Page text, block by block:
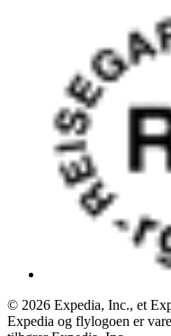
© 2026 Expedia, Inc., et
Expedia og flylogoen er